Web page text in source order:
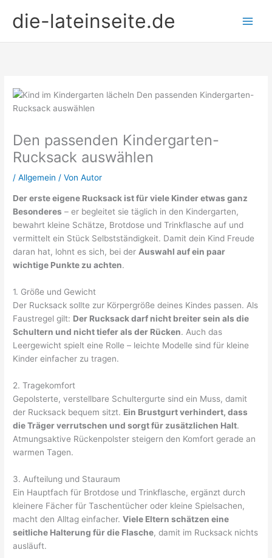
Inhaltdie-lateinseite.de
Den passenden Kindergarten-
Rucksack auswählen
/Allgemein / VonAutor
Der erste eigene Rucksack ist für viele Kinder etwas ganz
Besonderes – er begleitet sie täglich in den Kindergarten,
bewahrt kleine Schätze, Brotdose und Trinkflasche auf und
vermittelt ein Stück Selbstständigkeit. Damit dein Kind Freude
daran hat, lohnt es sich, bei derAuswahl auf ein paar
wichtige Punkte zu achten.
1. Größe und Gewicht
Der Rucksack sollte zur Körpergröße deines Kindes passen. Als
Faustregel gilt: Der Rucksack darf nicht breiter sein als die
Schultern und nicht tiefer als der Rücken. Auch das
Leergewicht spielt eine Rolle – leichte Modelle sind für kleine
Kinder einfacher zu tragen.
2. Tragekomfort
Gepolsterte, verstellbare Schultergurte sind ein Muss, damit
der Rucksack bequem sitzt. Ein Brustgurt verhindert, dass
die Träger verrutschen und sorgt für zusätzlichen Halt.
Atmungsaktive Rückenpolster steigern den Komfort gerade an
warmen Tagen.
3. Aufteilung und Stauraum
Ein Hauptfach für Brotdose und Trinkflasche, ergänzt durch
kleinere Fächer für Taschentücher oder kleine Spielsachen,
macht den Alltag einfacher.Viele Eltern schätzen eine
seitliche Halterung für die Flasche, damit im Rucksack nichts
ausläuft.